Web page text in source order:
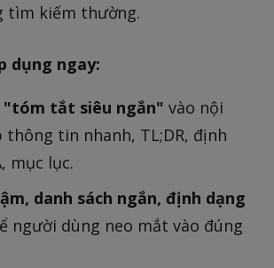
tìm kiếm thường.
dụng ngay:
"tóm tắt siêu ngắn" vào nội
thông tin nhanh, TL;DR, định
mục lục.
danh sách ngắn, định dạng
người dùng neo mắt vào đúng